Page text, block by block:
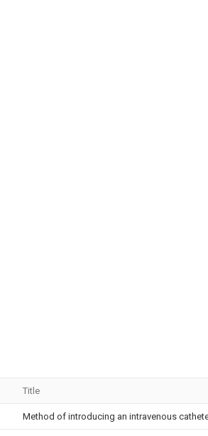
Title
Method of introducing an intravenous